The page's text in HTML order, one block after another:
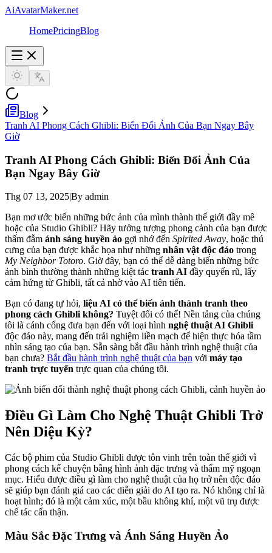
AiAvatarMaker.net
HomePricingBlog
Blog
Tranh AI Phong Cách Ghibli: Biến Đổi Ảnh Của Bạn Ngay Bây
Giờ
Tranh AI Phong Cách Ghibli: Biến Đổi Ảnh Của
Bạn Ngay Bây Giờ
Thg 07 13, 2025|By admin
Bạn mơ ước biến những bức ảnh của mình thành thế giới đầy mê
hoặc của Studio Ghibli? Hãy tưởng tượng phong cảnh của bạn được
thấm đẫm ánh sáng huyền ảo gợi nhớ đến Spirited Away, hoặc thú
cưng của bạn được khắc họa như những nhân vật độc đáo trong
My Neighbor Totoro. Giờ đây, bạn có thể dễ dàng biến những bức
ảnh bình thường thành những kiệt tác tranh AI đầy quyến rũ, lấy
cảm hứng từ Ghibli, tất cả nhờ vào AI tiên tiến.
Bạn có đang tự hỏi, liệu AI có thể biến ảnh thành tranh theo
phong cách Ghibli không? Tuyệt đối có thể! Nền tảng của chúng
tôi là cánh cổng đưa bạn đến với loại hình nghệ thuật AI Ghibli
độc đáo này, mang đến trải nghiệm liền mạch để hiện thực hóa tầm
nhìn sáng tạo của bạn. Sẵn sàng bắt đầu hành trình nghệ thuật của
bạn chưa? Bắt đầu hành trình nghệ thuật của bạn với máy tạo
tranh trực tuyến trực quan của chúng tôi.
Điều Gì Làm Cho Nghệ Thuật Ghibli Trở
Nên Diệu Kỳ?
Các bộ phim của Studio Ghibli được tôn vinh trên toàn thế giới vì
phong cách kể chuyện bằng hình ảnh đặc trưng và thẩm mỹ ngoạn
mục. Hiểu được điều gì làm cho nghệ thuật của họ trở nên độc đáo
sẽ giúp bạn đánh giá cao các diễn giải do AI tạo ra. Nó không chỉ là
hoạt hình; đó là một cảm xúc, một bầu không khí, một vũ trụ được
chế tác cẩn thận.
Màu Sắc Đặc Trưng và Ánh Sáng Huyền Ảo